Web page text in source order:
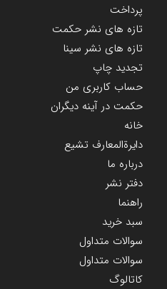
پرداخت
تازه های نشر حکمت
تازه های نشر سینا
تجدید چاپ
حساب کاربری من
حکمت در آینه دیگران
خانه
دایرة‌المعارف تشیع
درباره ما
دفتر نشر
راهنما
سبد خرید
سوالات متداول
سوالات متداول
کاتالوگ